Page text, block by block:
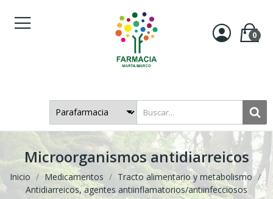
0
Microorganismos antidiarreicos
Inicio Medicamentos
Tracto alimentario y metabolismo
Antidiarreicos, agentes antiinflamatorios/antiinfecciosos